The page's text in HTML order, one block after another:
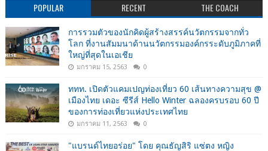
POPULAR RECENT THE COACH
การรวมตัวของนักคิดผู้สร้างสรรค์นวัตกรรมจากทั่ว
โลก ที่งานสัมมนาด้านนวัตกรรมองค์กรระดับภูมิภาคที่
ใหญ่ที่สุดในเอเชีย
มกราคม 15, 2563 0
ททท. เปิดตัวแคมเปญท่องเที่ยว 60 เส้นทางความสุข @
เมืองไทย เดอะ ซีรีส์ Hello Winter ฉลองครบรอบ 60 ปี
ของการท่องเที่ยวแห่งประเทศไทย
มกราคม 11, 2563 0
"แบรนด์ไทยอร่อย" โดย คุณธัญสิริ แซ่ตง หญิง